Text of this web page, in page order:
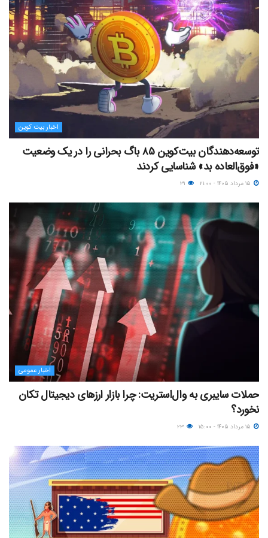
اخبار بیت کوین
توسعه‌دهندگان بیت‌کوین ۸۵ باگ بحرانی را در یک وضعیت
«فوق‌العاده بد» شناسایی کردند
اخبار عمومی
حملات سایبری به وال‌استریت: چرا بازار ارزهای دیجیتال تکان
نخورد؟